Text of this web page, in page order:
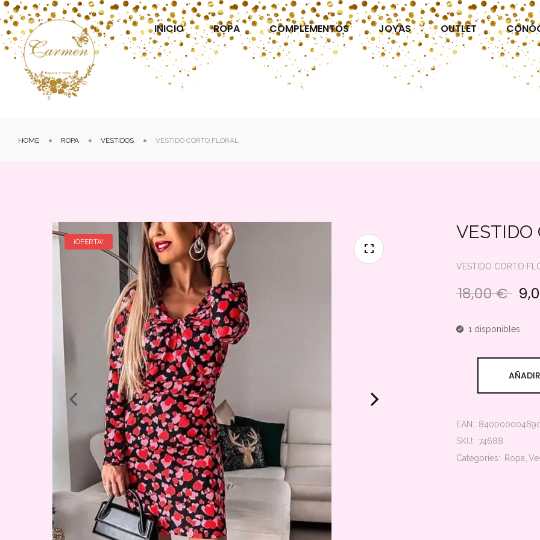
INICIO ROPA COMPLEMENTOS JOYAS OUTLET
HOME ROPA VESTIDOS VESTIDO CORTO FLORAL
¡OFERTA! VESTIDO
VESTIDO CORTO
18,00€ El
1 disponibles
EAN:
SKU: 74688
Categories:
Ropa